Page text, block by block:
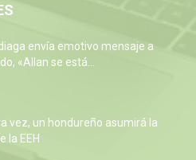
envía emotivo mensaje a
«Allan se está...
vez, un hondureño asumirá la
la EEH